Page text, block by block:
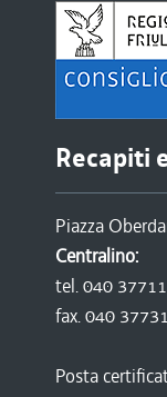
Recapiti
Piazza
Centralino:
tel. 040
fax. 040
Posta